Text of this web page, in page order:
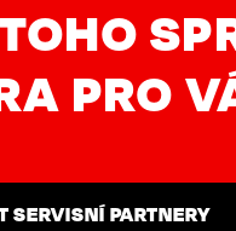
PRO
SERVISNÍ PARTNERY